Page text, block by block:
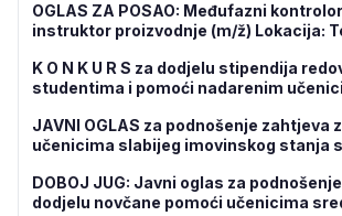
OGLAS ZA POSAO: Međufazni
instruktor proizvodnje (m/ž) Lokacija:
K O N K U R S za dodjelu stipendija
studentima i pomoći nadarenim
JAVNI OGLAS za podnošenje zahtjeva
učenicima slabijeg imovinskog stanja
DOBOJ JUG: Javni oglas za
dodjelu novčane pomoći učenicima